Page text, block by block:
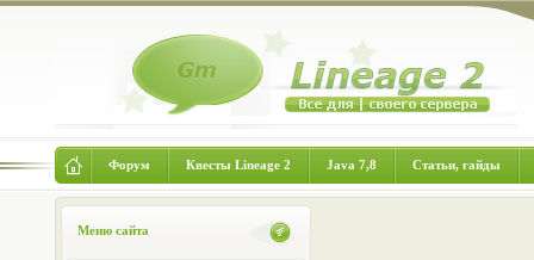
Форум Квесты Lineage 2 Java 7,8 Статьи, гайды
Меню сайта